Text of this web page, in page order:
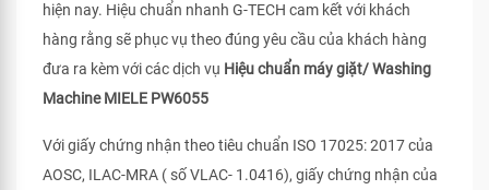
hiện nay. Hiệu chuẩn nhanh G-TECH cam kết với khách
hàng rằng sẽ phục vụ theo đúng yêu cầu của khách hàng
đưa ra kèm với các dịch vụ Hiệu chuẩn máy giặt/ Washing
Machine MIELE PW6055
Với giấy chứng nhận theo tiêu chuẩn ISO 17025: 2017 của
AOSC, ILAC-MRA ( số VLAC- 1.0416), giấy chứng nhận của